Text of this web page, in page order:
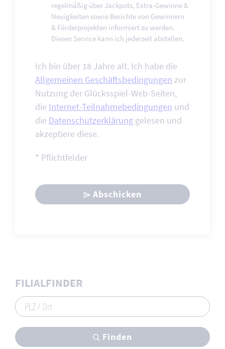
regelmäßig über Jackpots, Extra-Gewinne &
Neuigkeiten sowie Berichte von Gewinnern
& Förderprojekten informiert zu werden.
Diesen Service kann ich jederzeit abstellen.
Ich bin über 18 Jahre alt. Ich habe die
Allgemeinen Geschäftsbedingungen zur
Nutzung der Glücksspiel-Web-Seiten,
die Internet-Teilnahmebedingungen und
die Datenschutzerklärung gelesen und
akzeptiere diese.
* Pflichtfelder
Abschicken
FILIALFINDER
PLZ / Ort
Finden